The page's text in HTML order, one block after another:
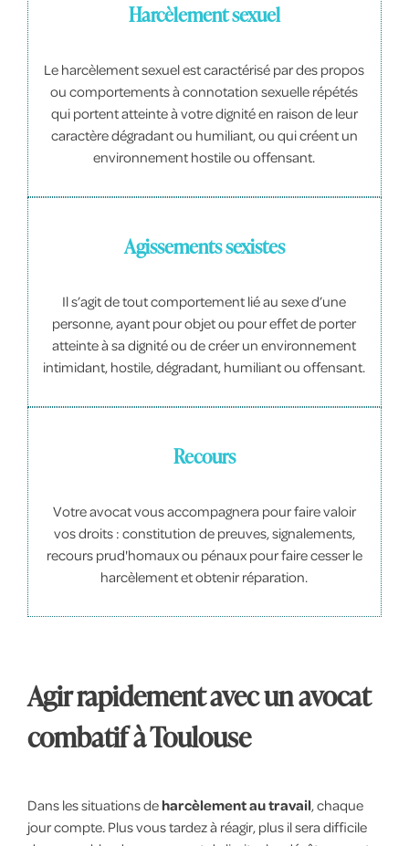
Harcèlement sexuel
Le harcèlement sexuel est caractérisé par des propos
ou comportements à connotation sexuelle répétés
qui portent atteinte à votre dignité en raison de leur
caractère dégradant ou humiliant, ou qui créent un
environnement hostile ou offensant.
Agissements sexistes
Il s’agit de tout comportement lié au sexe d’une
personne, ayant pour objet ou pour effet de porter
atteinte à sa dignité ou de créer un environnement
intimidant, hostile, dégradant, humiliant ou offensant.
Recours
Votre avocat vous accompagnera pour faire valoir
vos droits : constitution de preuves, signalements,
recours prud'homaux ou pénaux pour faire cesser le
harcèlement et obtenir réparation.
Agir rapidement avec un avocat
combatif à Toulouse
Dans les situations deharcèlement au travail, chaque
jour compte. Plus vous tardez à réagir, plus il sera difficile